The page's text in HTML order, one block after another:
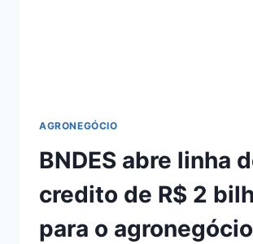
AGRONEGÓCIO
BNDES abre linha
credito de R$ 2
para o agronegócio